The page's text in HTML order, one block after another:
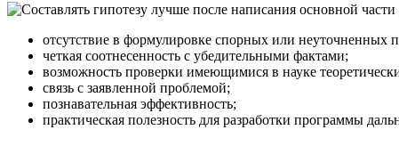
отсутствие в формулировке спорных или неуточненных
четкая соотнесенность с убедительными фактами;
возможность проверки имеющимися в науке
связь с заявленной проблемой;
познавательная эффективность;
практическая полезность для разработки программы